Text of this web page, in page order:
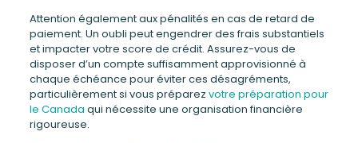
Attention également aux pénalités en cas de retard de
paiement. Un oubli peut engendrer des frais substantiels
et impacter votre score de crédit. Assurez-vous de
disposer d’un compte suffisamment approvisionné à
chaque échéance pour éviter ces désagréments,
particulièrement si vous préparez votre préparation pour
le Canada qui nécessite une organisation financière
rigoureuse.